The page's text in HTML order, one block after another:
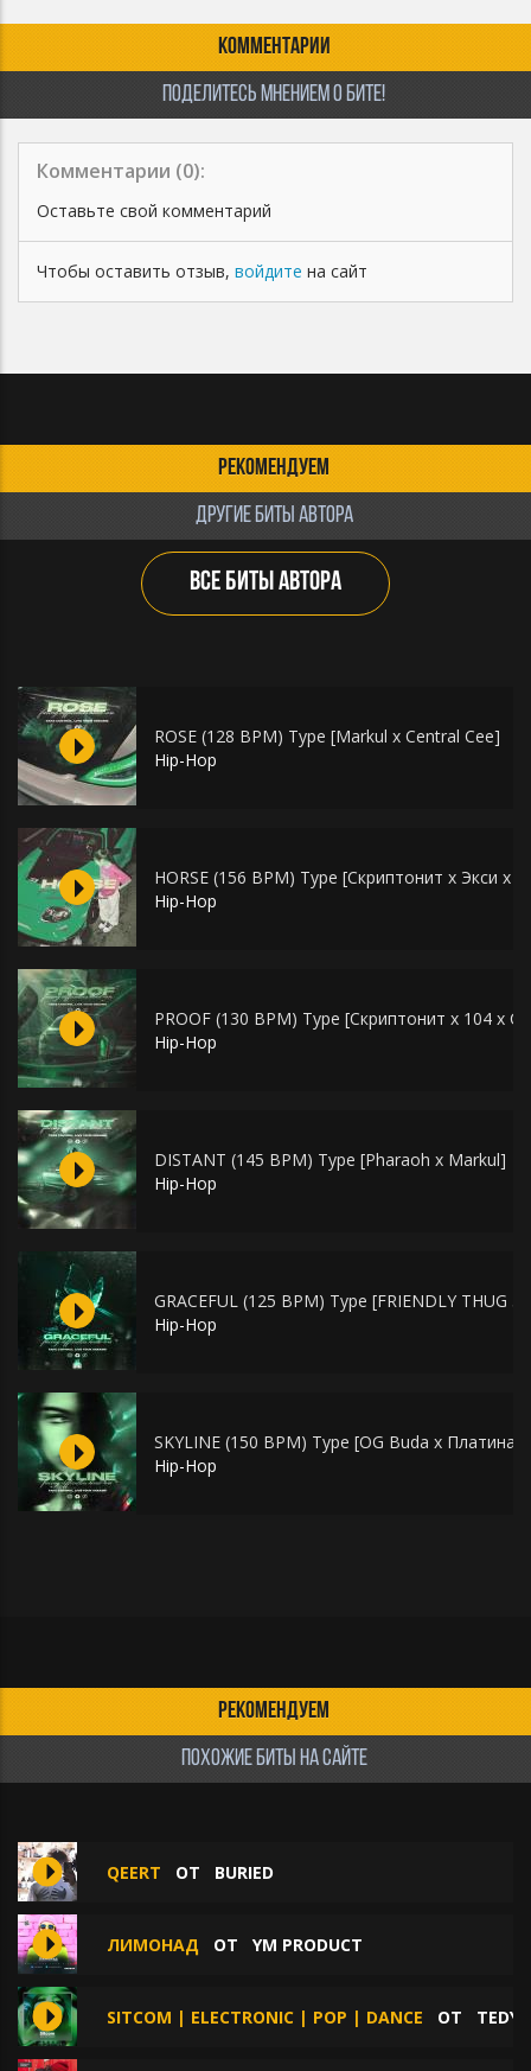
Приобретая данный тип лицензии Вы соглашаетесь с
условиями пользованияКОММЕНТАРИИ
ПОДЕЛИТЕСЬ МНЕНИЕМ О БИТЕ!
Комментарии (0):
Оставьте свой комментарий
Чтобы оставить отзыв, войдите на сайт
РЕКОМЕНДУЕМ
ДРУГИЕ БИТЫ АВТОРА
ВСЕ БИТЫ АВТОРА
ROSE (128 BPM) Type [Markul x Central Cee]
Hip-Hop
HORSE (156 BPM) Type [Скриптонит x Экси x
Hip-Hop
PROOF (130 BPM) Type [Скриптонит x 104 x
Hip-Hop
DISTANT (145 BPM) Type [Pharaoh x Markul]
Hip-Hop
GRACEFUL (125 BPM) Type [FRIENDLY THUG
Hip-Hop
SKYLINE (150 BPM) Type [OG Buda x Платина
Hip-Hop
РЕКОМЕНДУЕМ
ПОХОЖИЕ БИТЫ НА САЙТЕ
QEERT ОТ BURIED
ЛИМОНАД ОТ YM PRODUCT
SITCOM | ELECTRONIC | POP | DANCE ОТ